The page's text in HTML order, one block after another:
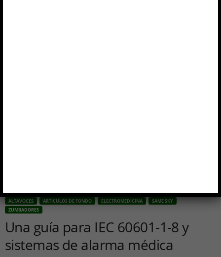
ALTAVOCES ARTÍCULOS DE FONDO ELECTROMEDICINA
SAME SKY
ZUMBADORES
Una guía para IEC 60601-1-8 y
sistemas de alarma médica